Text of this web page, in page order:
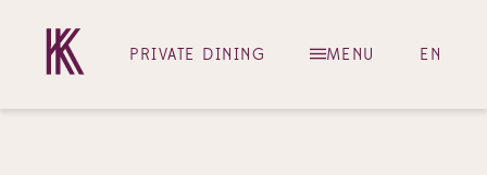
PRIVATE DINING MENU EN